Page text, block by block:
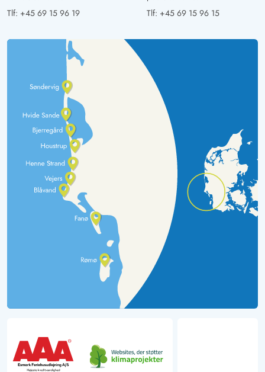
Tlf: +45 69 15 96 19
Tlf: +45 69 15 96 15